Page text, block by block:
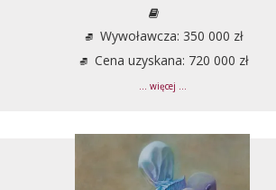
Wywoławcza: 350 000 zł
Cena uzyskana: 720 000 zł
... więcej ...